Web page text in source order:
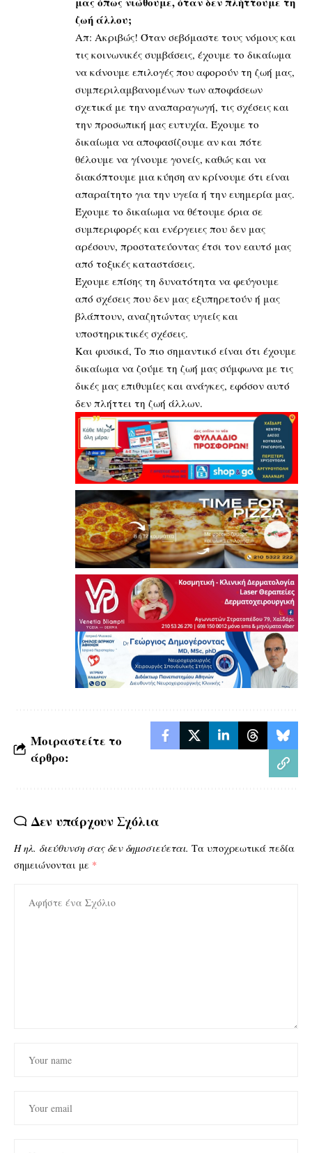
ζωή άλλου;
Απ: Ακριβώς! Όταν σεβόμαστε τους νόμους και
τις κοινωνικές συμβάσεις, έχουμε το δικαίωμα
να κάνουμε επιλογές που αφορούν τη ζωή μας,
συμπεριλαμβανομένων των αποφάσεων
σχετικά με την αναπαραγωγή, τις σχέσεις και
την προσωπική μας ευτυχία. Έχουμε το
δικαίωμα να αποφασίζουμε αν και πότε
θέλουμε να γίνουμε γονείς, καθώς και να
διακόπτουμε μια κύηση αν κρίνουμε ότι είναι
απαραίτητο για την υγεία ή την ευημερία μας.
Έχουμε το δικαίωμα να θέτουμε όρια σε
συμπεριφορές και ενέργειες που δεν μας
αρέσουν, προστατεύοντας έτσι τον εαυτό μας
από τοξικές καταστάσεις.
Έχουμε επίσης τη δυνατότητα να φεύγουμε
από σχέσεις που δεν μας εξυπηρετούν ή μας
βλάπτουν, αναζητώντας υγιείς και
υποστηρικτικές σχέσεις.
Και φυσικά, Το πιο σημαντικό είναι ότι έχουμε
δικαίωμα να ζούμε τη ζωή μας σύμφωνα με τις
δικές μας επιθυμίες και ανάγκες, εφόσον αυτό
δεν πλήττει τη ζωή άλλων.
Μοιραστείτε το
άρθρο:
Δεν υπάρχουν Σχόλια
Η ηλ. διεύθυνση σας δεν δημοσιεύεται. Τα υποχρεωτικά πεδία
σημειώνονται με *